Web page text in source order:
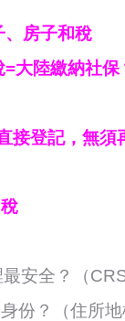
、房子和稅
大陸繳納社保
接登記，無須
安全？（
份？（住所